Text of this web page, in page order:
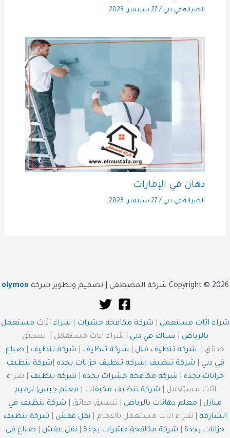
الصيانة في دبي / 27 سبتمبر، 2023
دهان في الإمارات
الصيانة في دبي / 27 سبتمبر، 2023
Copyright © 2026 شركة المصطفى | تصميم وتطوير شركة olymoo
شراء اثاث مستعمل شركة مكافحة حشرات
شراء اثاث مستعمل
بالرياض
سباك في دبي | شراء اثاث مستعمل | تنسيق
حدائق | شركة تنظيف فلل شركة تنظيف شركة تنظيف
صباغ
في دبي
شركة تنظيف شركه تنظيف خزانات بجده
شركة تنظيف
خزانات بجدة
شركة مكافحة حشرات بجدة شركة تنظيف
| شراء
اثاث مستعمل | شركة تنظيف مكيفات معلم جبس
ترميم
منازل
معلم دهانات بالرياض | تنسيق حدائق | شركة تنظيف في
الشارقة | شراء اثاث مستعمل بالدمام | نقل عفش
شركة تنظيف
خزانات بجدة
شركة مكافحة حشرات بجدة نقل عفش صباغ في